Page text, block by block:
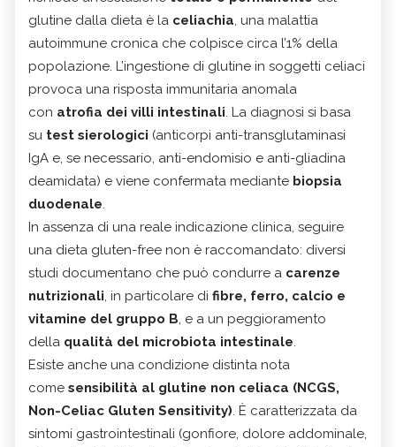
glutine dalla dieta è la celiachia , una malattia
autoimmune cronica che colpisce circa l’1% della
popolazione. L’ingestione di glutine in soggetti celiaci
provoca una risposta immunitaria anomala
con atrofia dei villi intestinali . La diagnosi si basa
su test sierologici (anticorpi anti-transglutaminasi
IgA e, se necessario, anti-endomisio e anti-gliadina
deamidata) e viene confermata mediante biopsia
duodenale
In assenza di una reale indicazione clinica, seguire
una dieta gluten-free non è raccomandato: diversi
studi documentano che può condurre a carenze
nutrizionali , in particolare di fibre, ferro, calcio e
vitamine del gruppo B , e a un peggioramento
della qualità del microbiota intestinale
Esiste anche una condizione distinta nota
come sensibilità al glutine non celiaca (NCGS,
Non-Celiac Gluten Sensitivity) . È caratterizzata da
sintomi gastrointestinali (gonfiore, dolore addominale,